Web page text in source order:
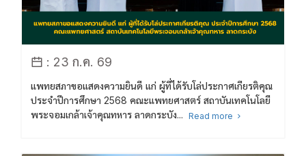
: 23 ก.ค. 69
แพทยสภาขอแสดงความยินดี แก่ ผู้ที่ได้รับโล่ประกาศเกียรติคุณ
ประจำปีการศึกษา 2568 คณะแพทยศาสตร์ สถาบันเทคโนโลยี
พระจอมเกล้าเจ้าคุณทหาร ลาดกระบัง... Read more